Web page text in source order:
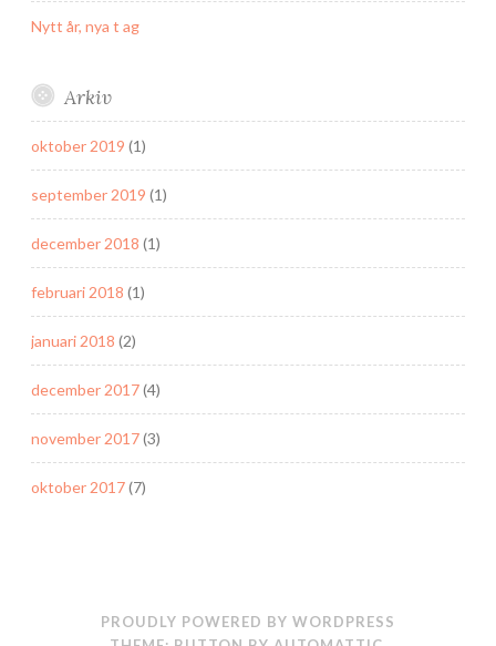
Nytt år, nya t ag
Arkiv
oktober 2019 (1)
september 2019 (1)
december 2018 (1)
februari 2018 (1)
januari 2018 (2)
december 2017(4)
november 2017(3)
oktober 2017(7)
PROUDLY POWERED BY WORDPRESS